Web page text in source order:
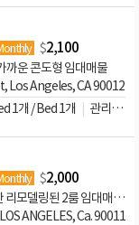
$2,100
운 콘도형 임대매물
Los Angeles, CA 90012
1개 / Bed 1개 관리비문의
$2,000
LA다운타운에 위치한 리모델링된 2룸 임대매물!
ANGELES, Ca. 90011